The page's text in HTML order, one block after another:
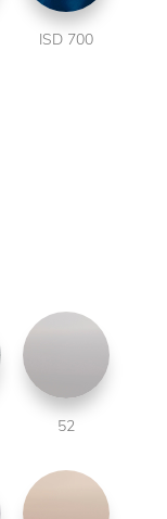
ISD 700
52